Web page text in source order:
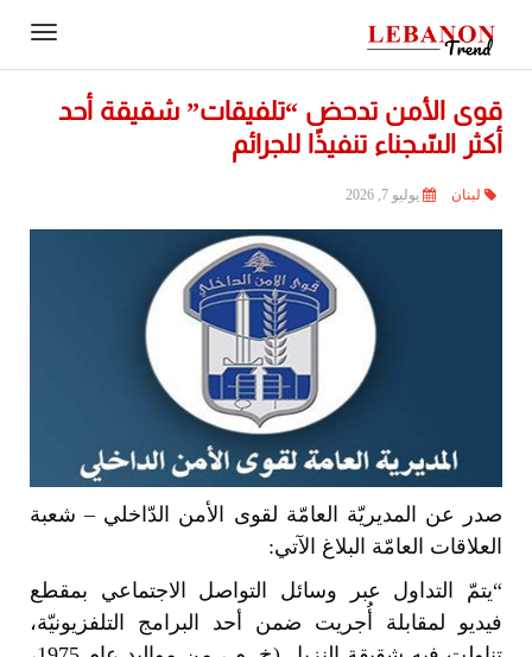
قوى الأمن تدحض “تلفيقات” شقيقة أحد
أكثر السّجناء تنفيذًا للجرائم
لبنان يوليو 7, 2026
صدر عن المديريّة العامّة لقوى الأمن الدّاخلي – شعبة
العلاقات العامّة البلاغ الآتي:
“يتمّ التداول عبر وسائل التواصل الاجتماعي بمقطع
فيديو لمقابلة أُجريت ضمن أحد البرامج التلفزيونيّة،
Contact
Us